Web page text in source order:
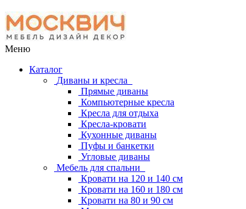
Меню
Каталог
Диваны и кресла
Прямые диваны
Компьютерные кресла
Кресла для отдыха
Кресла-кровати
Кухонные диваны
Пуфы и банкетки
Угловые диваны
Мебель для спальни
Кровати на 120 и 140 см
Кровати на 160 и 180 см
Кровати на 80 и 90 см